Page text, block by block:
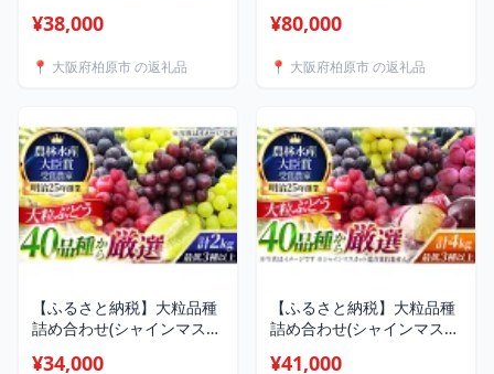
届け：2026年9月中旬～9月
¥38,000
📍 大阪府柏原市 の返礼品
中旬～9月下旬発送 お届
旬
¥80,000
📍 大阪府柏原市 の返礼品
【ふるさと納税】大粒品種
詰め合わせ(シャインマスカ
¥34,000
【ふるさと納税】大粒品種
詰め合わせ(シャインマスカ
¥41,000